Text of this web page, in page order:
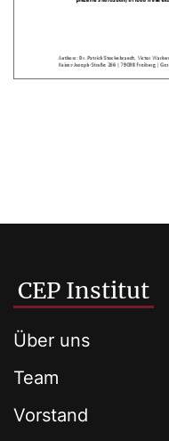
CEP Institut
Über uns
Team
Vorstand